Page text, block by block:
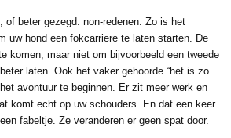
of beter gezegd: non-redenen. Zo is het
uw hond een fokcarriere te laten starten. De
komen, maar niet om bijvoorbeeld een tweede
laten. Ook het vaker gehoorde “het is zo
avontuur te beginnen. Er zit meer werk en
komt echt op uw schouders. En dat een keer
fabeltje. Ze veranderen er geen spat door.